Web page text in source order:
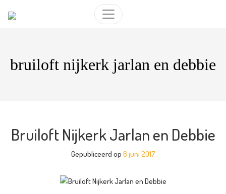
bruiloft nijkerk jarlan en debbie
Bruiloft Nijkerk Jarlan en Debbie
Gepubliceerd op 6 juni 2017